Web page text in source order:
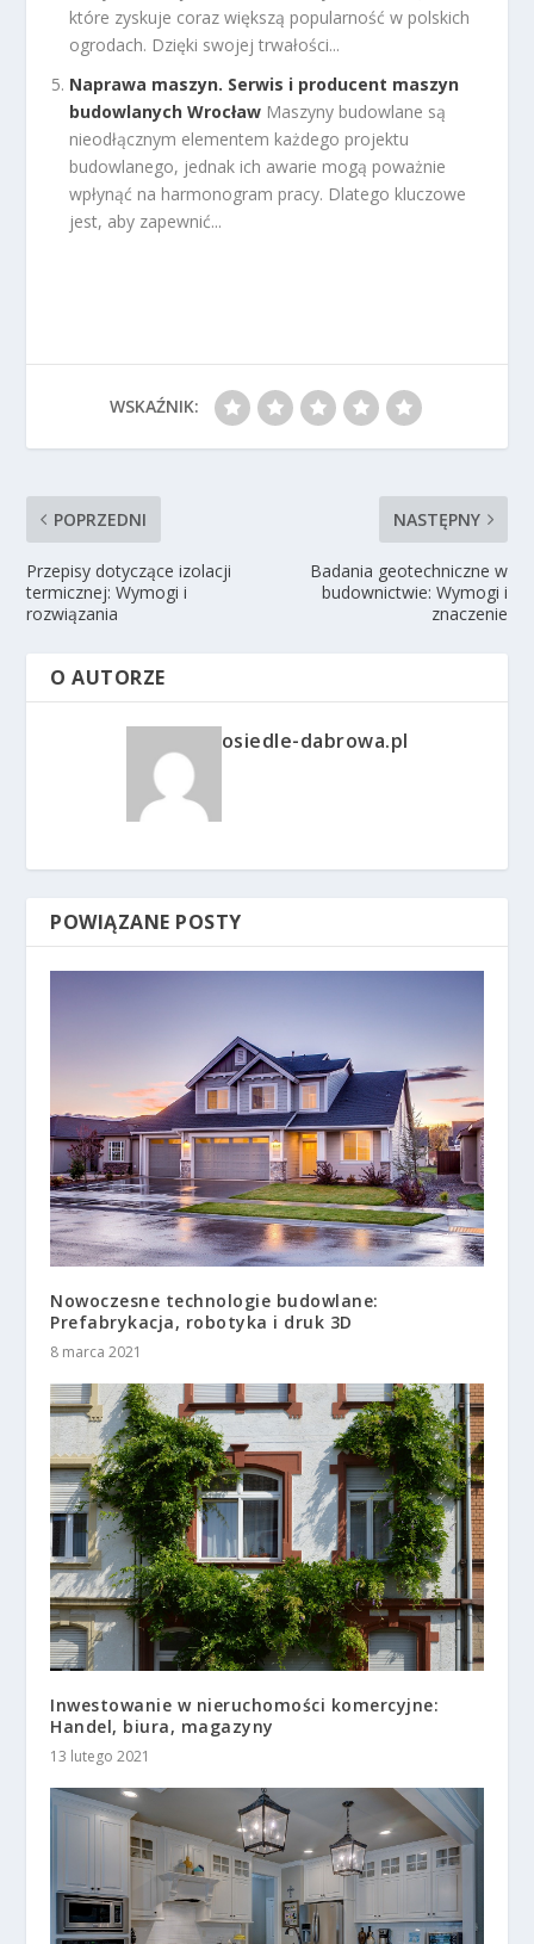
które zyskuje coraz większą popularność w polskich
ogrodach. Dzięki swojej trwałości...
Naprawa maszyn. Serwis i producent maszyn
budowlanych Wrocław Maszyny budowlane są
nieodłącznym elementem każdego projektu
budowlanego, jednak ich awarie mogą poważnie
wpłynąć na harmonogram pracy. Dlatego kluczowe
jest, aby zapewnić...
WSKAŹNIK:
POPRZEDNI
Przepisy dotyczące izolacji
termicznej: Wymogi i
rozwiązania
NASTĘPNY
Badania geotechniczne w
budownictwie: Wymogi i
znaczenie
O AUTORZE
osiedle-dabrowa.pl
POWIĄZANE POSTY
Nowoczesne technologie budowlane:
Prefabrykacja, robotyka i druk 3D
8 marca 2021
Inwestowanie w nieruchomości komercyjne:
Handel, biura, magazyny
13 lutego 2021